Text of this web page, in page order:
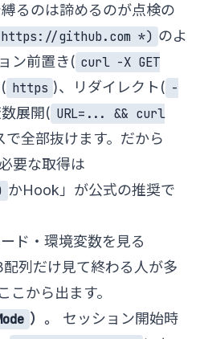
るのは諦めるのが点検の
github.com *) のよ
ン前置き( curl -X GET
https )、リダイレクト( -
展開( URL=... && curl
で全部抜けます。だから
要な取得は
かHook」が公式の推奨で
ド・環境変数を見る
配列だけ見て終わる人が多
こから出ます。
）。
セッション開始時